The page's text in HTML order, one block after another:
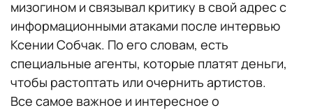
мизогином и связывал критику в свой адрес с
информационными атаками после интервью
Ксении Собчак. По его словам, есть
специальные агенты, которые платят деньги,
чтобы растоптать или очернить артистов.
Все самое важное и интересное о